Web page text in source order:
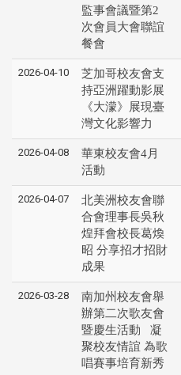
監事會議暨第2
次會員大會聯誼
餐會
2026-04-10
芝加哥校友會支
持亞洲躍動影展
《大濛》展現臺
灣文化影響力
2026-04-08
華東校友會4月
活動
2026-04-07
北美洲校友會聯
合會理事長吳秋
煌拜會校長葛煥
昭 分享招才招財
成果
2026-03-28
南加州校友會舉
辦第二次歌友會
暨慶生活動 凝
聚校友情誼 為歌
唱賽事培育新秀